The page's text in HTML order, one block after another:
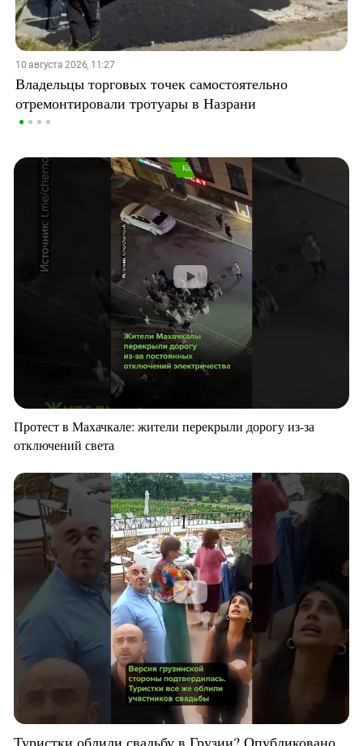
10 августа 2026, 11:27
Владельцы торговых точек самостоятельно
отремонтировали тротуары в Назрани
Протест в Махачкале: жители перекрыли дорогу из-за
отключений света
Туристки облили свадьбу в Грузии? Опубликовано